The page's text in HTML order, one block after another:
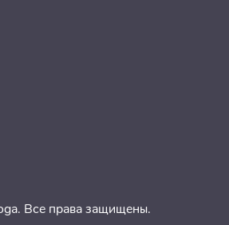
Все права защищены.